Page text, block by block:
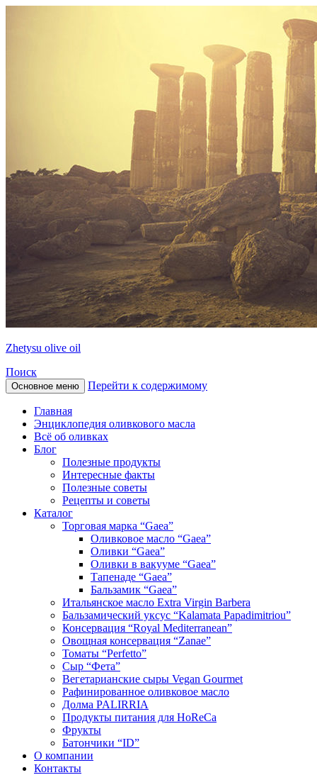
Zhetysu olive oil
Поиск
Основное меню Перейти к содержимому
Главная
Энциклопедия оливкового масла
Всё об оливках
Блог
Полезные продукты
Интересные факты
Полезные советы
Рецепты и советы
Каталог
Торговая марка “Gaea”
Оливковое масло “Gaea”
Оливки “Gaea”
Оливки в вакууме “Gaea”
Тапенаде “Gaea”
Бальзамик “Gaea”
Итальянское масло Extra Virgin Barbera
Бальзамический уксус “Kalamata Papadimitriou”
Консервация “Royal Mediterranean”
Овощная консервация “Zanae”
Томаты “Perfetto”
Сыр “Фета”
Вегетарианские сыры Vegan Gourmet
Рафинированное оливковое масло
Долма PALIRRIA
Продукты питания для HoReCa
Фрукты
Батончики “ID”
О компании
Контакты